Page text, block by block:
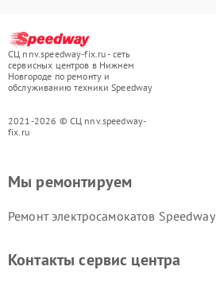
СЦ nnv.speedway-fix.ru - сеть
сервисных центров в Нижнем
Новгороде по ремонту и
обслуживанию техники Speedway
2021-2026 © СЦ nnv.speedway-
fix.ru
Мы ремонтируем
Ремонт электросамокатов Speedway
Контакты сервис центра